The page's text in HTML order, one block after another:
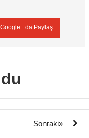
Google+ da Paylaş
Sonraki»